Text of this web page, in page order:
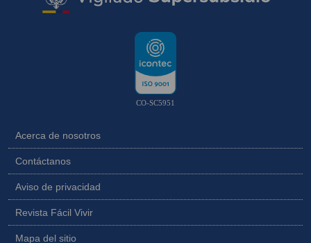
CO-SC5951
Acerca de nosotros
Contáctanos
Aviso de privacidad
Revista Fácil Vivir
Mapa del sitio